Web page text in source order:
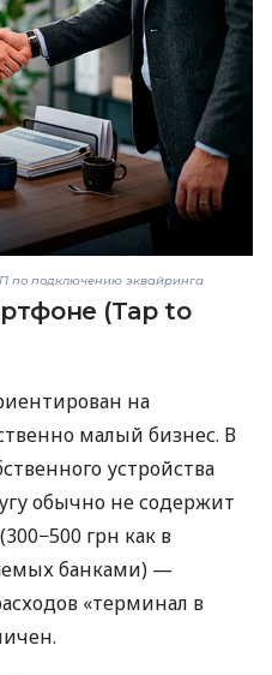
по подключению эквайринга
(Tap to
на
малый бизнес. В
устройства
обычно не содержит
грн как в
банками) —
«терминал в